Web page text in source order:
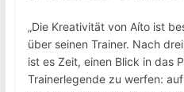
„Die Kreativität von Aíto ist
über seinen Trainer. Nach
ist es Zeit, einen Blick in das
Trainerlegende zu werfen: